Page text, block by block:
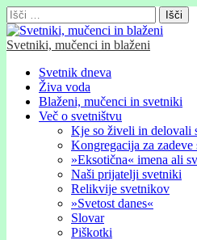
Išči:
Svetniki, mučenci in blaženi
Glavni
meni
Skip
content
Svetnik dneva
Živa voda
Blaženi, mučenci in svetniki
Več o svetništvu
Kje so živeli in delovali
Kongregacija za
»Eksotična« imena ali
Naši prijatelji svetniki
Relikvije svetnikov
»Svetost danes«
Slovar
Piškotki